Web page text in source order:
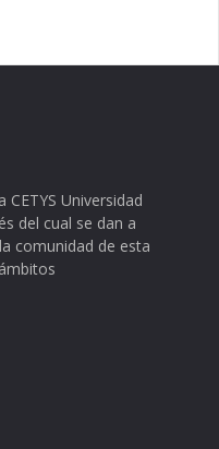
Universidad
del cual se dan a
comunidad de esta